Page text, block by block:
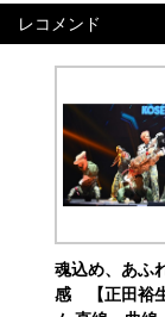
レコメンド
魂込め、あふ
感 【正田裕